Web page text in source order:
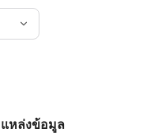
แหล่งข้อมูล